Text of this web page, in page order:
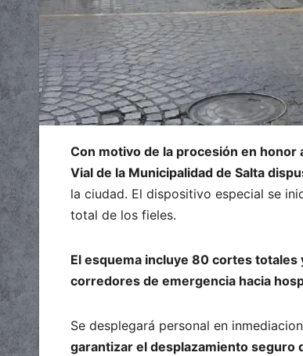
Con motivo de la procesión en honor
Vial de la Municipalidad de Salta
la ciudad. El dispositivo especial se
total de los fieles.
El esquema incluye 80 cortes totales
corredores de emergencia hacia
Se desplegará personal en
garantizar el desplazamiento seguro